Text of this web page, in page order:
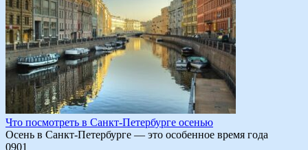
Что посмотреть в Санкт-Петербурге осенью
Осень в Санкт-Петербурге — это особенное время года
0901